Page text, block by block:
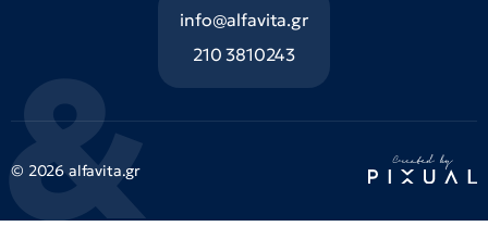
info@alfavita.gr
210 3810243
© 2026 alfavita.gr